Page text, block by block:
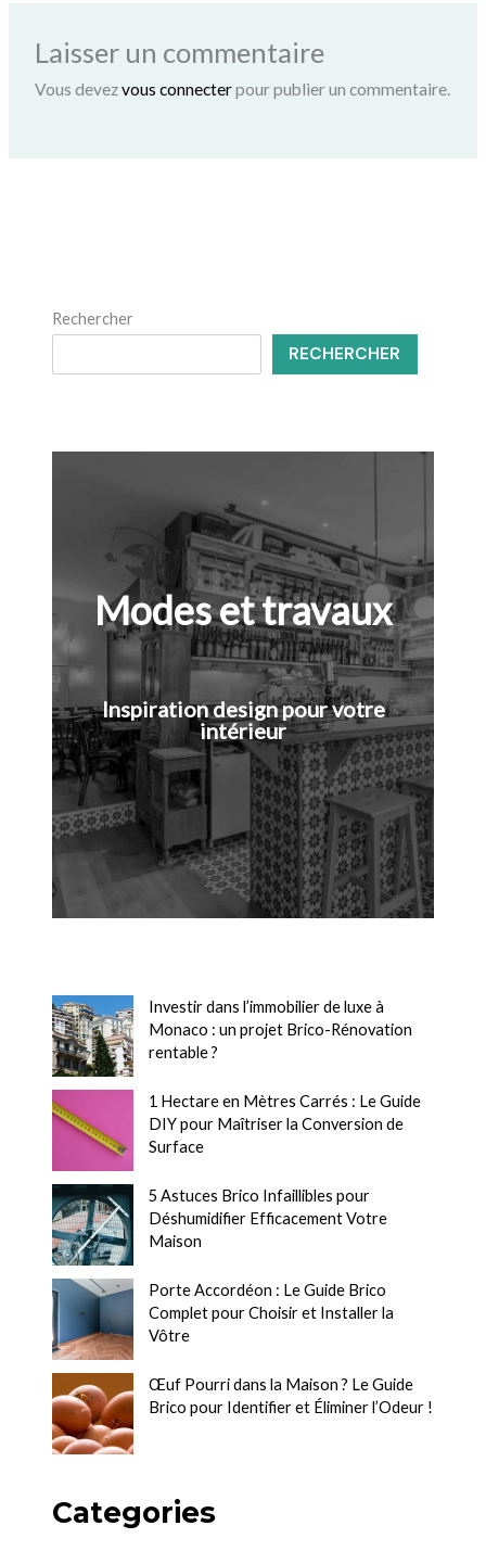
Laisser un commentaire
Vous devezvous connecterpour publier un commentaire.
Rechercher
RECHERCHER
Modes et travaux
Inspiration design pour votre
intérieur
Investir dans l’immobilier de luxe à
Monaco : un projet Brico-Rénovation
rentable ?
1 Hectare en Mètres Carrés : Le Guide
DIY pour Maîtriser la Conversion de
Surface
5 Astuces Brico Infaillibles pour
Déshumidifier Efficacement Votre
Maison
Porte Accordéon : Le Guide Brico
Complet pour Choisir et Installer la
Vôtre
Œuf Pourri dans la Maison ? Le Guide
Brico pour Identifier et Éliminer l’Odeur !
Categories